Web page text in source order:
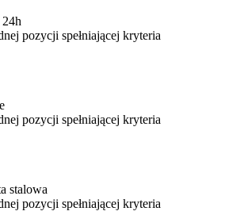
24h
pozycji spełniającej kryteria
pozycji spełniającej kryteria
stalowa
pozycji spełniającej kryteria